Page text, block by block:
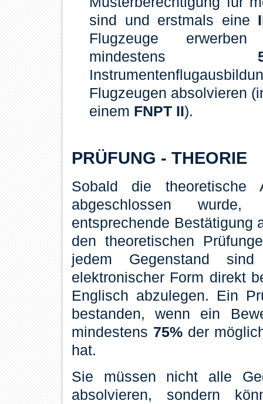
sind und erstmals eine
Flugzeuge
mindestens
Flugzeugen absolvieren
einem FNPT II).
PRÜFUNG - THEORIE
Sobald die theoretische
abgeschlossen
entsprechende Bestätigung
den theoretischen
jedem Gegenstand sind
elektronischer Form direkt
Englisch abzulegen. Ein
bestanden, wenn ein
mindestens 75% der
hat.
Sie müssen nicht alle
absolvieren, sondern